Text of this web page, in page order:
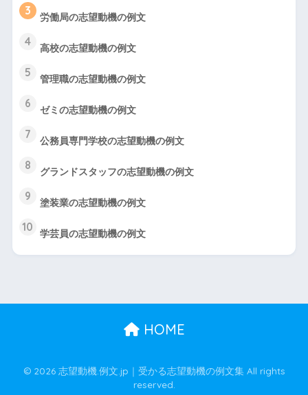
3 労働局の志望動機の例文
4 高校の志望動機の例文
5 管理職の志望動機の例文
6 ゼミの志望動機の例文
7 公務員専門学校の志望動機の例文
8 グランドスタッフの志望動機の例文
9 塗装業の志望動機の例文
10 学芸員の志望動機の例文
HOME
© 2026 志望動機.例文.jp｜受かる志望動機の例文集 All rights
reserved.